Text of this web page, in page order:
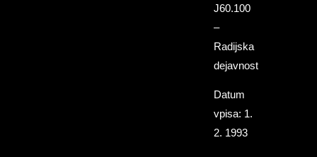
J60.100
–
Radijska
dejavnost
Datum
vpisa: 1.
2. 1993